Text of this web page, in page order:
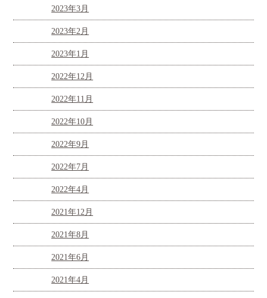
2023年3月
2023年2月
2023年1月
2022年12月
2022年11月
2022年10月
2022年9月
2022年7月
2022年4月
2021年12月
2021年8月
2021年6月
2021年4月